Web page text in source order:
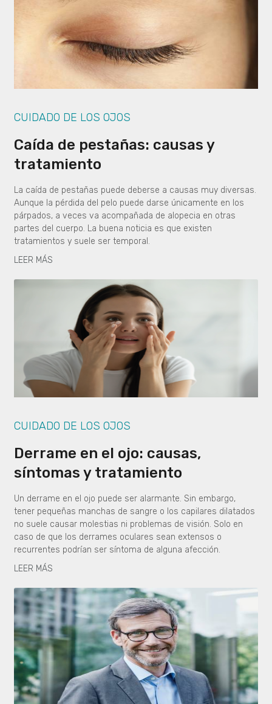
CUIDADO DE LOS OJOS
Caída de pestañas: causas y
tratamiento
La caída de pestañas puede deberse a causas muy diversas.
Aunque la pérdida del pelo puede darse únicamente en los
párpados, a veces va acompañada de alopecia en otras
partes del cuerpo. La buena noticia es que existen
tratamientos y suele ser temporal.
LEER MÁS
CUIDADO DE LOS OJOS
Derrame en el ojo: causas,
síntomas y tratamiento
Un derrame en el ojo puede ser alarmante. Sin embargo,
tener pequeñas manchas de sangre o los capilares dilatados
no suele causar molestias ni problemas de visión. Solo en
caso de que los derrames oculares sean extensos o
recurrentes podrían ser síntoma de alguna afección.
LEER MÁS